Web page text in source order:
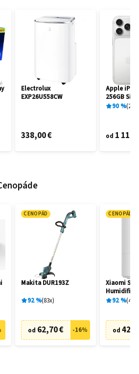
Electrolux
EXP26U558CW
338,00 €
Apple
256GB
90% 25
od 1
CENOPÁD
Makita DUR193Z
92% 83x
od 62,70 € -16%
CENOPÁD
Xiaomi
Humidifier
92% 42
od